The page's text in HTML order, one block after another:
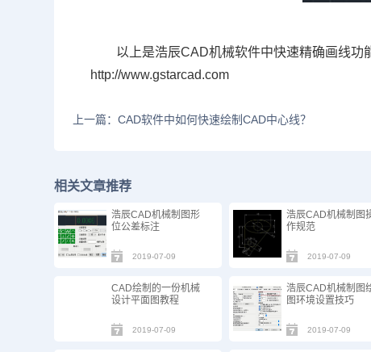
以上是浩辰CAD机械软件中快速精确画线功
http://www.gstarcad.com
上一篇：CAD软件中如何快速绘制CAD中心线？
相关文章推荐
浩辰CAD机械制图形
位公差标注
2019-07-09
浩辰CAD机械制图
作规范
2019-07-09
CAD绘制的一份机械
设计平面图教程
2019-07-09
浩辰CAD机械制图
图环境设置技巧
2019-07-09